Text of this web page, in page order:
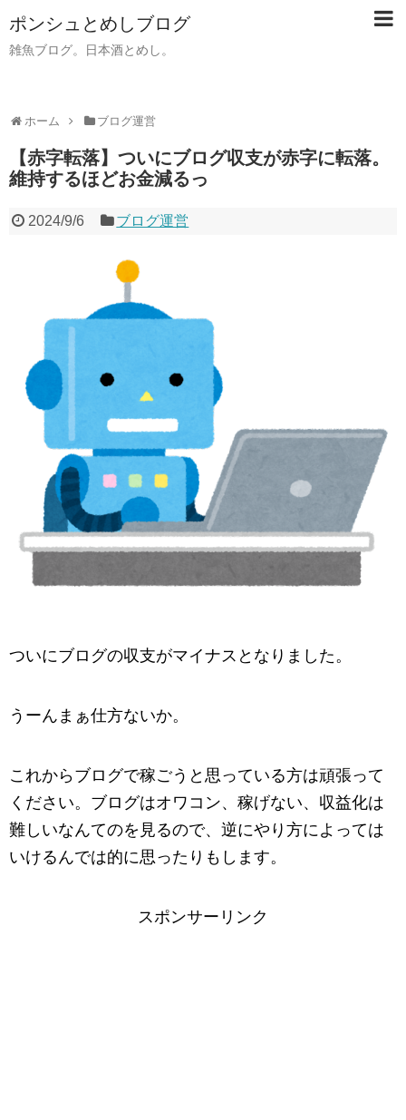
ポンシュとめしブログ
雑魚ブログ。日本酒とめし。
ホーム ブログ運営
【赤字転落】ついにブログ収支が赤字に転落。
維持するほどお金減るっ
2024/9/6 ブログ運営
ついにブログの収支がマイナスとなりました。
うーんまぁ仕方ないか。
これからブログで稼ごうと思っている方は頑張って
ください。ブログはオワコン、稼げない、収益化は
難しいなんてのを見るので、逆にやり方によっては
いけるんでは的に思ったりもします。
スポンサーリンク